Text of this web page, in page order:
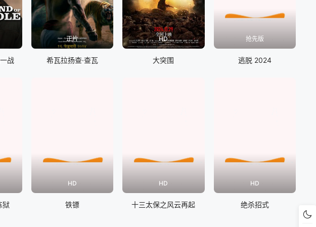
战
正片
希瓦拉扬查·查瓦
HD
大突围
抢先版
逃脱 2024
狱
HD
铁镖
HD
十三太保之风云再起
HD
绝杀招式